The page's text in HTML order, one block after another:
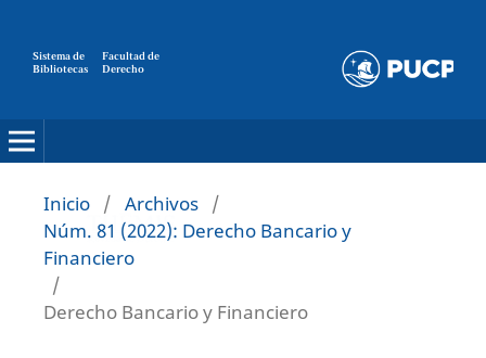
Sistema de
Bibliotecas
Facultad de
Derecho
Inicio / Archivos /
Núm. 81 (2022): Derecho Bancario y
Financiero
/
Derecho Bancario y Financiero